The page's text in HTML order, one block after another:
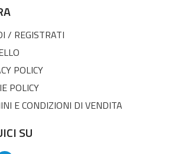
/ REGISTRATI
POLICY
POLICY
E CONDIZIONI DI VENDITA
SU